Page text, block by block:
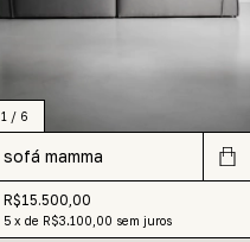
1 / 6
sofá mamma
R$15.500,00
5 x de R$3.100,00 sem juros